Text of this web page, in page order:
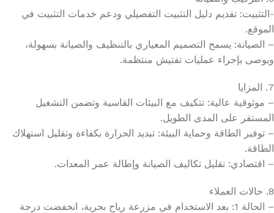
-التثبيت: تقديم دليل التثبيت التفصيلي ودعم خدمات التثبيت في
الموقع.
– الصيانة: يسمح التصميم المعياري بالتنظيف والصيانة بسهولة،
ويوصى بإجراء عمليات تفتيش منتظمة.
7. المزايا
– موثوقية عالية: تتكيف مع البيئات القاسية وتضمن التشغيل
المستقر على المدى الطويل.
– توفير الطاقة وحماية البيئة: تبديد الحرارة بكفاءة وتقليل استهلاك
الطاقة.
– اقتصادي: تقليل تكاليف الصيانة وإطالة عمر المعدات.
8. حالات العملاء
– الحالة 1: بعد الاستخدام في مزرعة رياح بحرية، انخفضت درجة